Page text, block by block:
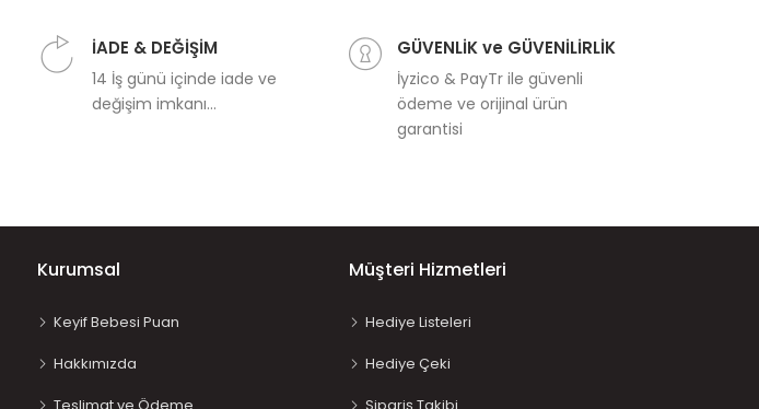
İADE & DEĞİŞİM
14 İş günü içinde iade ve
değişim imkanı...
GÜVENLİK ve GÜVENİLİRLİK
İyzico & PayTr ile güvenli
ödeme ve orijinal ürün
garantisi
Kurumsal
Keyif Bebesi Puan
Hakkımızda
Müşteri Hizmetleri
Hediye Listeleri
Hediye Çeki